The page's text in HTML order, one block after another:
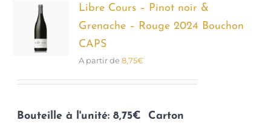
options
peuvent
être
produit
Libre Cours – Pinot noir &
Grenache – Rouge 2024 Bouchon
CAPS
A partir de8,75€
Bouteille à l'unité: 8,75€
Carton